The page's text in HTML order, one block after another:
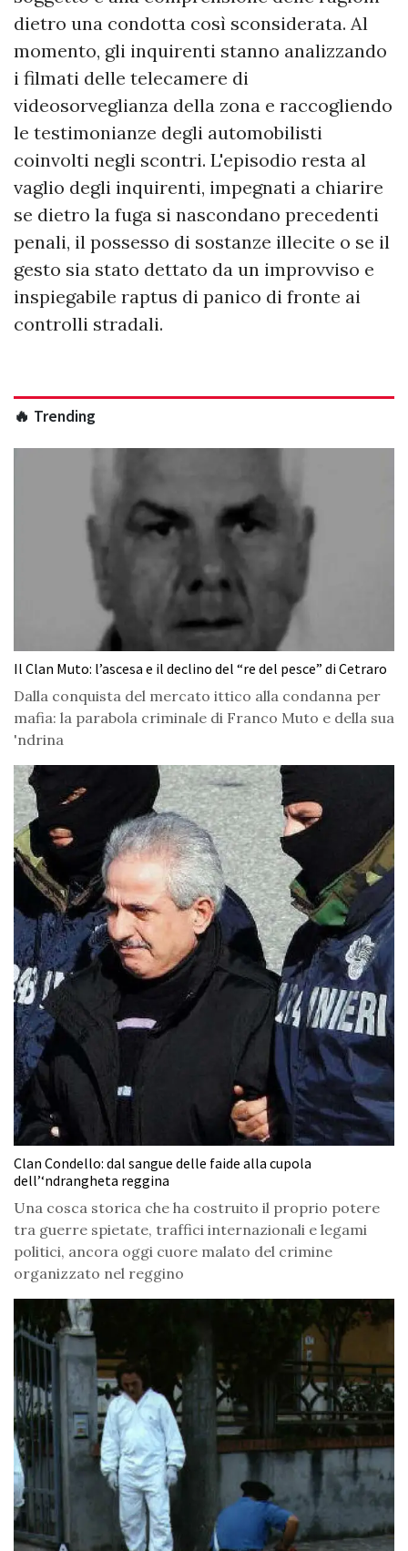
dietro una condotta così sconsiderata. Al
momento, gli inquirenti stanno analizzando
i filmati delle telecamere di
videosorveglianza della zona e raccogliendo
le testimonianze degli automobilisti
coinvolti negli scontri. L'episodio resta al
vaglio degli inquirenti, impegnati a chiarire
se dietro la fuga si nascondano precedenti
penali, il possesso di sostanze illecite o se il
gesto sia stato dettato da un improvviso e
inspiegabile raptus di panico di fronte ai
controlli stradali.
🔥 Trending
Il Clan Muto: l’ascesa e il declino del “re del pesce” di Cetraro
Dalla conquista del mercato ittico alla condanna per
mafia: la parabola criminale di Franco Muto e della sua
'ndrina
Clan Condello: dal sangue delle faide alla cupola
dell’‘ndrangheta reggina
Una cosca storica che ha costruito il proprio potere
tra guerre spietate, traffici internazionali e legami
politici, ancora oggi cuore malato del crimine
organizzato nel reggino